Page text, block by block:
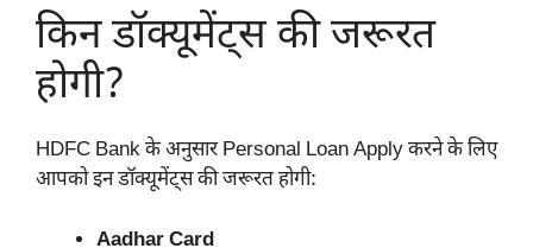
किन डॉक्यूमेंट्स की जरूरत
होगी?
HDFC Bank के अनुसार Personal Loan Apply करने के लिए
आपको इन डॉक्यूमेंट्स की जरूरत होगी:
Aadhar Card